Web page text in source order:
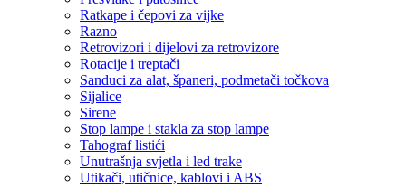
Ratkape i čepovi za vijke
Razno
Retrovizori i dijelovi za retrovizore
Rotacije i treptači
Sanduci za alat, španeri, podmetači točkova
Sijalice
Sirene
Stop lampe i stakla za stop lampe
Tahograf listići
Unutrašnja svjetla i led trake
Utikači, utičnice, kablovi i ABS